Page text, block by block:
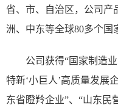
省、市、自治区，公司产
洲、中东等全球80多个国
公司获得“国家制造
特新‘小巨人’高质量发展
东省瞪羚企业”、“山东民